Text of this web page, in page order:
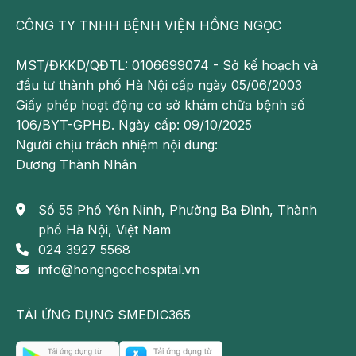
bệnh nhân có khả năng sốt sót sau 5 năm.
Ung thư tuyến giáp thể nang
Ung thư tuyến giáp thể nang thường bắt đầu từ các
tế bào của tuyến giáp và phát triển thành những khối
u trong cơ thể. Triệu chứng thường gặp của bệnh
này là sưng ở vùng cổ, khó thở, khàn tiếng và ho.
thư tuyến giáp, thường gặp ở bệnh nhân thiếu i-ốt và
người cao tuổi. Đây cũng là dạng ung thư tuyến giáp
có khả năng điều trị khả quan với tỷ lệ sống sót của
bệnh nhân sau 5 năm tương đối cao:
này, bệnh nhân vẫn có khả năng điều trị thành
công lên đến 100%.
CÔNG TY TNHH BỆNH VIỆN HỒNG NGỌC
MST/ĐKKD/QĐTL: 0106699074 - Sở kế hoạch và
đầu tư thành phố Hà Nội cấp ngày 05/06/2003
Giấy phép hoạt động cơ sở khám chữa bệnh số
106/BYT-GPHĐ. Ngày cấp: 09/10/2025
Người chịu trách nhiệm nội dung:
Dương Thành Nhân
Số 55 Phố Yên Ninh, Phường Ba Đình, Thành
phố Hà Nội, Việt Nam
024 3927 5568
info@hongngochospital.vn
TẢI ỨNG DỤNG SMEDIC365